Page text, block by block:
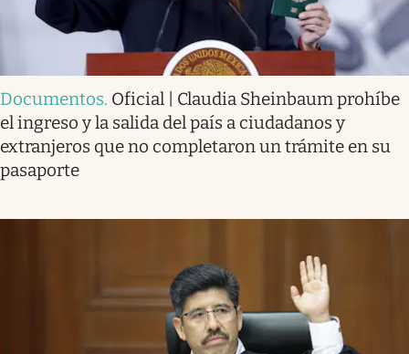
Documentos. Oficial | Claudia Sheinbaum prohíbe
el ingreso y la salida del país a ciudadanos y
extranjeros que no completaron un trámite en su
pasaporte